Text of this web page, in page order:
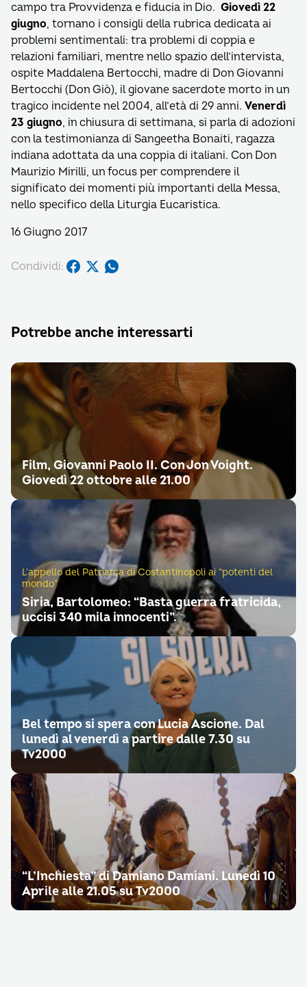
campo tra Provvidenza e fiducia in Dio. Giovedì 22
giugno, tornano i consigli della rubrica dedicata ai
problemi sentimentali: tra problemi di coppia e
relazioni familiari, mentre nello spazio dell’intervista,
ospite Maddalena Bertocchi, madre di Don Giovanni
Bertocchi (Don Giò), il giovane sacerdote morto in un
tragico incidente nel 2004, all’età di 29 anni. Venerdì
23 giugno, in chiusura di settimana, si parla di adozioni
con la testimonianza di Sangeetha Bonaiti, ragazza
indiana adottata da una coppia di italiani. Con Don
Maurizio Mirilli, un focus per comprendere il
significato dei momenti più importanti della Messa,
nello specifico della Liturgia Eucaristica.
16 Giugno 2017
Condividi:
Potrebbe anche interessarti
Film, Giovanni Paolo II. Con Jon Voight.
Giovedì 22 ottobre alle 21.00
L’appello del Patriarca di Costantinopoli ai “potenti del
mondo”
Siria, Bartolomeo: “Basta guerra fratricida,
uccisi 340 mila innocenti”.
Bel tempo si spera con Lucia Ascione. Dal
lunedì al venerdì a partire dalle 7.30 su
Tv2000
“L’Inchiesta” di Damiano Damiani. Lunedì 10
Aprile alle 21.05 su Tv2000